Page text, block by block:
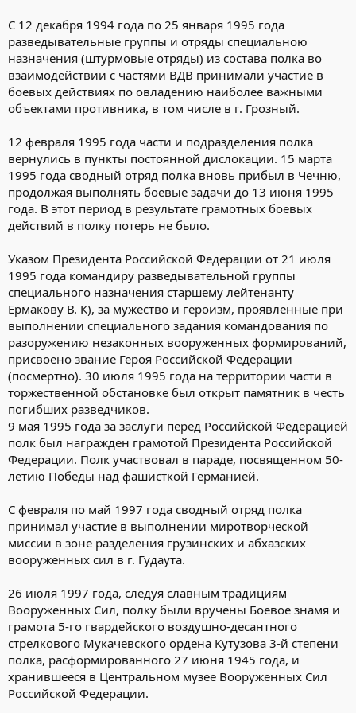
С 12 декабря 1994 года по 25 января 1995 года
разведывательные группы и отряды специальною
назначения (штурмовые отряды) из состава полка во
взаимодействии с частями ВДВ принимали участие в
боевых действиях по овладению наиболее важными
объектами противника, в том числе в г. Грозный.
12 февраля 1995 года части и подразделения полка
вернулись в пункты постоянной дислокации. 15 марта
1995 года сводный отряд полка вновь прибыл в Чечню,
продолжая выполнять боевые задачи до 13 июня 1995
года. В этот период в результате грамотных боевых
действий в полку потерь не было.
Указом Президента Российской Федерации от 21 июля
1995 года командиру разведывательной группы
специального назначения старшему лейтенанту
Ермакову В. К), за мужество и героизм, проявленные при
выполнении специального задания командования по
разоружению незаконных вооруженных формирований,
присвоено звание Героя Российской Федерации
(посмертно). 30 июля 1995 года на территории части в
торжественной обстановке был открыт памятник в честь
погибших разведчиков.
9 мая 1995 года за заслуги перед Российской Федерацией
полк был награжден грамотой Президента Российской
Федерации. Полк участвовал в параде, посвященном 50-
летию Победы над фашисткой Германией.
С февраля по май 1997 года сводный отряд полка
принимал участие в выполнении миротворческой
миссии в зоне разделения грузинских и абхазских
вооруженных сил в г. Гудаута.
26 июля 1997 года, следуя славным традициям
Вооруженных Сил, полку были вручены Боевое знамя и
грамота 5-го гвардейского воздушно-десантного
стрелкового Мукачевского ордена Кутузова 3-й степени
полка, расформированного 27 июня 1945 года, и
хранившееся в Центральном музее Вооруженных Сил
Российской Федерации.